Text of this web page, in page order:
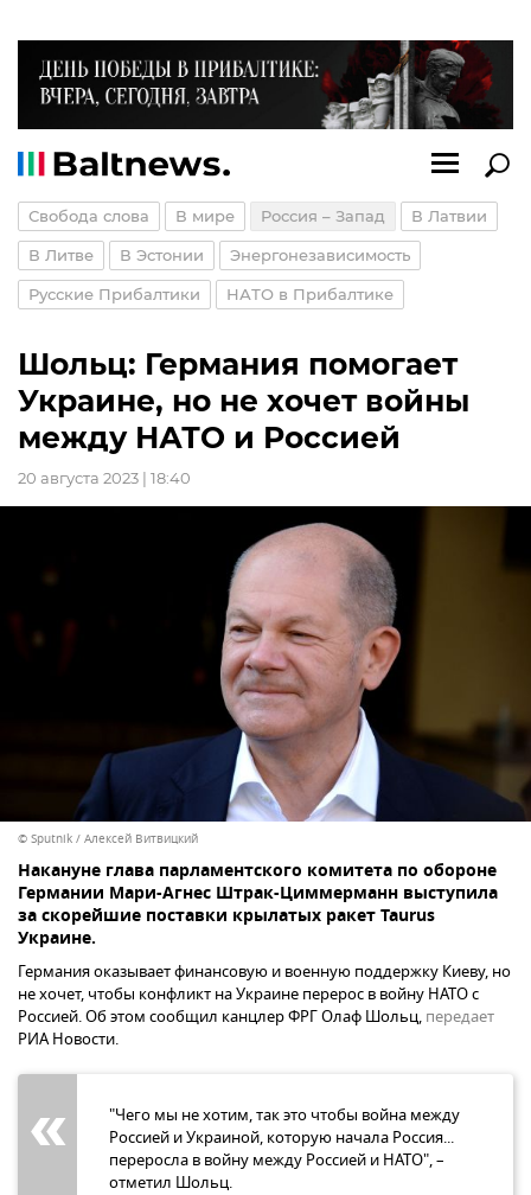
Свобода слова В мире Россия – Запад В Латвии
В Литве В Эстонии Энергонезависимость
Русские Прибалтики НАТО в Прибалтике
Шольц: Германия помогает
Украине, но не хочет войны
между НАТО и Россией
20 августа 2023 | 18:40
© Sputnik / Алексей Витвицкий
Накануне глава парламентского комитета по обороне
Германии Мари-Агнес Штрак-Циммерманн выступила
за скорейшие поставки крылатых ракет Taurus
Украине.
Германия оказывает финансовую и военную поддержку Киеву, но
не хочет, чтобы конфликт на Украине перерос в войну НАТО с
Россией. Об этом сообщил канцлер ФРГ Олаф Шольц, передает
РИА Новости.
"Чего мы не хотим, так это чтобы война между
Россией и Украиной, которую начала Россия...
переросла в войну между Россией и НАТО", –
отметил Шольц.